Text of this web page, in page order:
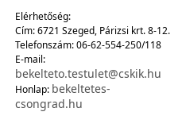
Elérhetőség:
Cím: 6721 Szeged, Párizsi krt. 8-12.
Telefonszám: 06-62-554-250/118
E-mail:
bekelteto.testulet@cskik.hu
Honlap: bekeltetes-
csongrad.hu